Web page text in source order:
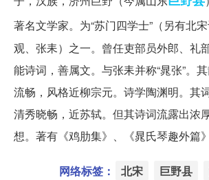
著名文学家。为“苏门四学士”（另有北
观、张耒）之一。曾任吏部员外郎、礼
能诗词，善属文。与张耒并称“晁张”。其
流畅，风格近柳宗元。诗学陶渊明。其
清秀晓畅，近苏轼。但其诗词流露出浓
想。著有《鸡肋集》、《晁氏琴趣外篇》
网络标签： 北宋 巨野县